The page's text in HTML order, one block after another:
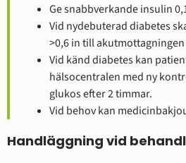
Ge snabbverkande insulin
Vid nydebuterad diabetes
>0,6 in till akutmottagningen
Vid känd diabetes kan
hälsocentralen med ny
glukos efter 2 timmar.
Vid behov kan
Handläggning vid